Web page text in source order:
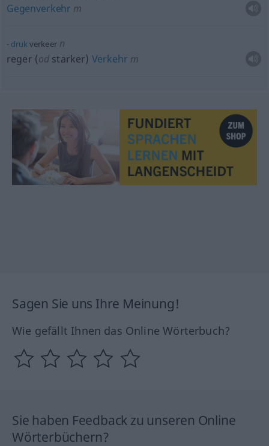
Gegenverkehr m
drukverkeern
reger (od starker) Verkehr m
Sagen Sie uns Ihre Meinung!
Wie gefällt Ihnen das Online Wörterbuch?
Sie haben Feedback zu unseren Online
Wörterbüchern?